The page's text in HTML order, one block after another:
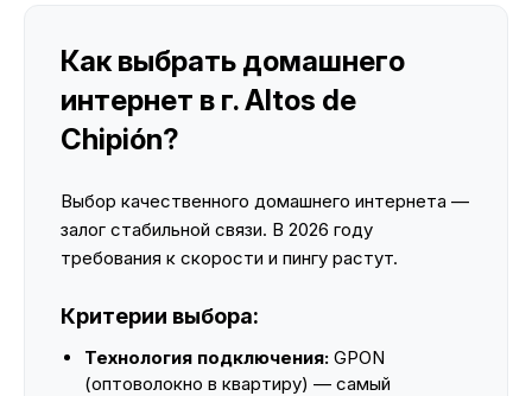
Как выбрать домашнего
интернет в г. Altos de
Chipión?
Выбор качественного домашнего интернета —
залог стабильной связи. В 2026 году
требования к скорости и пингу растут.
Критерии выбора:
Технология подключения: GPON
(оптоволокно в квартиру) — самый